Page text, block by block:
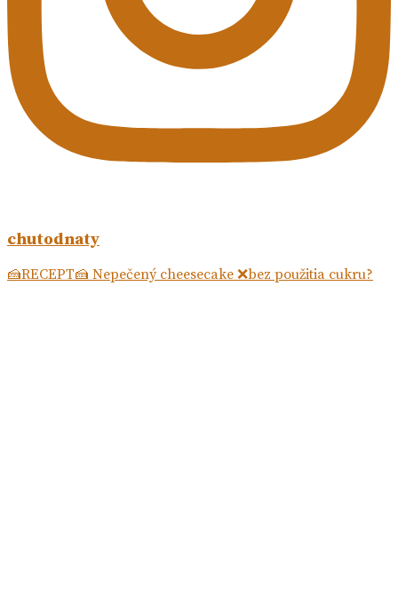
chutodnaty
🍰RECEPT🍰 Nepečený cheesecake ❌bez použitia cukru?